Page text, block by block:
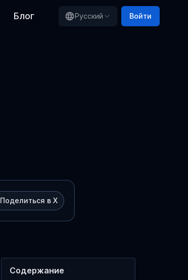
Блог Русский Войти
Поделиться в X
Содержание